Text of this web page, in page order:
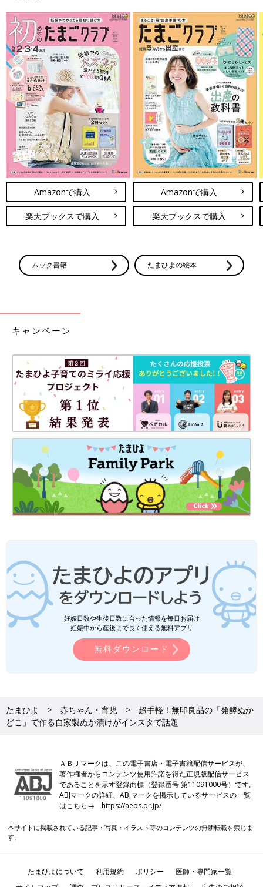
Amazonで購入
楽天ブックスで購入
Amazonで購入
楽天ブックスで購入
ムック書籍 たまひよの絵本
キャンペーン
妊娠日数や生後日数に合った情報を毎日お届け
妊娠中から産後まで長く使える無料アプリ
無料ダウンロード
たまひよ 赤ちゃん・育児
超手軽！無印良品の「発酵ぬか
どこ」で作る自家製ぬか漬けがインスタで話題
ＡＢＪマークは、この電子書店・電子書籍配信サービスが、
著作権者からコンテンツ使用許諾を得た正規版配信サービス
であることを示す登録商標（登録番号 第11091000号）です。
ABJマークの詳細、ABJマークを掲示しているサービスの一覧
はこちら→https://aebs.or.jp/
本サイトに掲載されている記事・写真・イラスト等のコンテンツの無断転載を禁じま
す。
たまひよについて 利用規約 ポリシー
医師・専門家一覧